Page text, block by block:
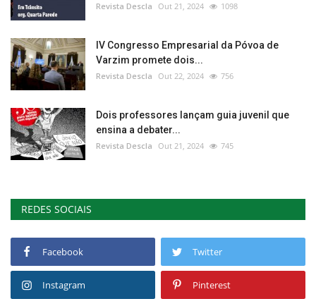
Revista Descla Out 21, 2024 1098
IV Congresso Empresarial da Póvoa de
Varzim promete dois...
Revista Descla Out 22, 2024 756
Dois professores lançam guia juvenil que
ensina a debater...
Revista Descla Out 21, 2024 745
REDES SOCIAIS
Facebook Twitter
Instagram Pinterest